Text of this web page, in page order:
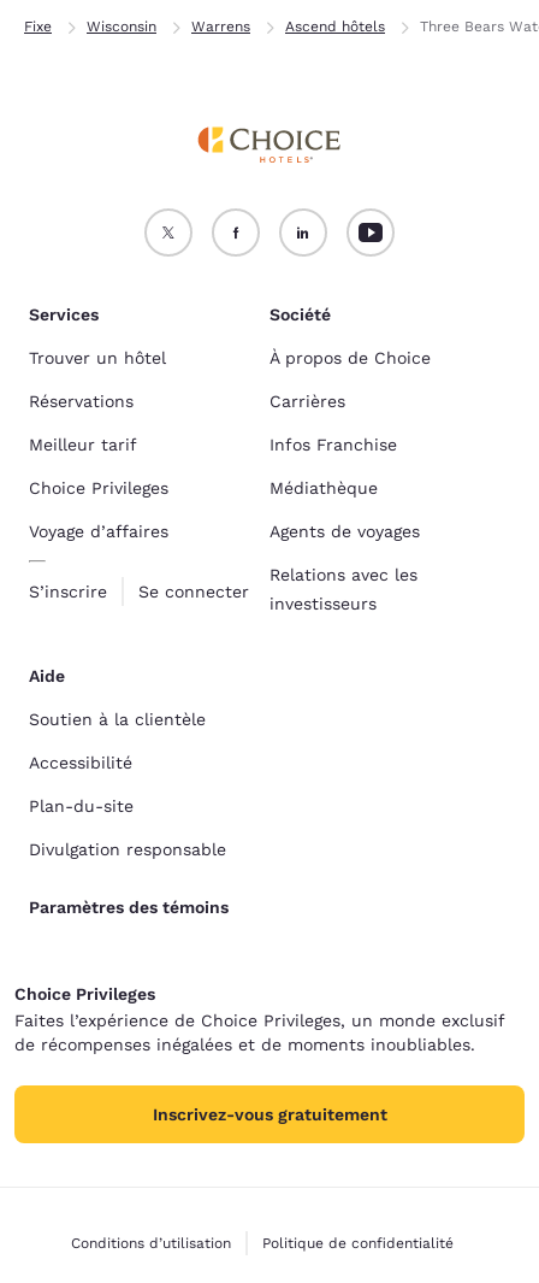
Fixe Wisconsin Warrens Ascend hôtels Three Bears
Services
Trouver un hôtel
Réservations
Meilleur tarif
Choice Privileges
Voyage d’affaires
S’inscrire Se connecter
Société
À propos de Choice
Carrières
Infos Franchise
Médiathèque
Agents de voyages
Relations avec les
investisseurs
Aide
Soutien à la clientèle
Accessibilité
Plan-du-site
Divulgation responsable
Paramètres des témoins
Choice Privileges
Faites l’expérience de Choice Privileges, un monde exclusif
de récompenses inégalées et de moments inoubliables.
Inscrivez-vous gratuitement
Conditions d’utilisation Politique de confidentialité